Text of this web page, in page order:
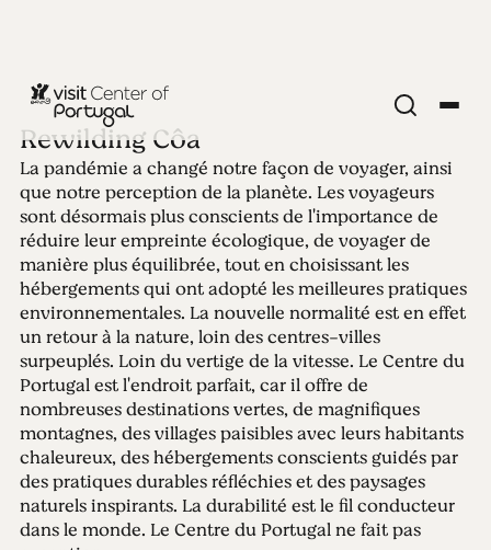
Édition 74 -
Rewilding Côa
01.05.2023 • 14.05.2023
La nature et la faune reviennent dans la vallée du
Grand Côa à une échelle sans précédent. Un bel
exemple de durabilité en action.
Rewilding Côa
La pandémie a changé notre façon de voyager, ainsi
que notre perception de la planète. Les voyageurs
sont désormais plus conscients de l'importance de
réduire leur empreinte écologique, de voyager de
manière plus équilibrée, tout en choisissant les
hébergements qui ont adopté les meilleures pratiques
environnementales. La nouvelle normalité est en effet
un retour à la nature, loin des centres-villes
surpeuplés. Loin du vertige de la vitesse. Le Centre du
Portugal est l'endroit parfait, car il offre de
nombreuses destinations vertes, de magnifiques
montagnes, des villages paisibles avec leurs habitants
chaleureux, des hébergements conscients guidés par
des pratiques durables réfléchies et des paysages
naturels inspirants. La durabilité est le fil conducteur
dans le monde. Le Centre du Portugal ne fait pas